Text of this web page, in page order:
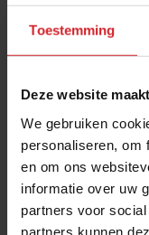
Toestemming
Deze website
We gebruiken
personaliseren, om
en om ons
informatie over uw
partners voor
partners kunnen
7